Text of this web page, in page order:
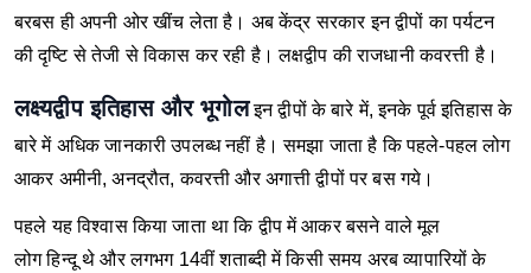
बरबस ही अपनी ओर खींच लेता है। अब केंद्र सरकार इन द्वीपों का पर्यटन
की दृष्टि से तेजी से विकास कर रही है। लक्षद्वीप की राजधानी कवरत्ती है।
लक्ष्यद्वीप इतिहास और भूगोल इन द्वीपों के बारे में, इनके पूर्व इतिहास के
बारे में अधिक जानकारी उपलब्‍ध नहीं है। समझा जाता है कि पहले-पहल लोग
आकर अमीनी, अनद्रौत, कवरत्ती और अगात्ती द्वीपों पर बस गये।
पहले यह विश्‍वास किया जाता था कि द्वीप में आकर बसने वाले मूल
लोग हिन्दू थे और लगभग 14वीं शताब्‍दी में किसी समय अरब व्‍यापारियों के